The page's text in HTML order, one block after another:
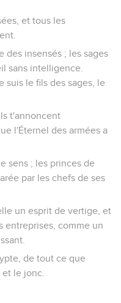
et tous les
des insensés ; les sages
sans intelligence.
suis le fils des sages, le
t'annoncent
l'Éternel des armées a
sens ; les princes de
par les chefs de ses
un esprit de vertige, et
entreprises, comme un
de tout ce que
le jonc.